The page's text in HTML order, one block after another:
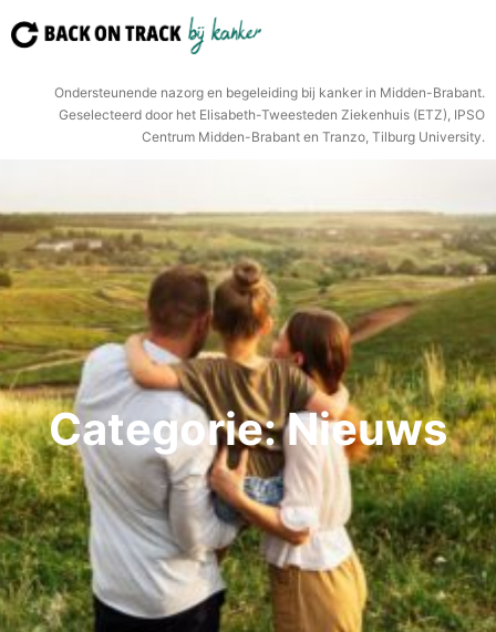
naar
Ondersteunende nazorg en begeleiding bij kanker in Midden-Brabant.
Geselecteerd door het Elisabeth-Tweesteden Ziekenhuis (ETZ), IPSO
Centrum Midden-Brabant en Tranzo, Tilburg University.
Categorie:Nieuws